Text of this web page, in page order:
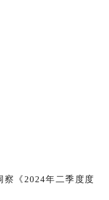
察《2024年二季度度